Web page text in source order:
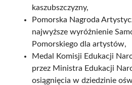
kaszubszczyzny,
Pomorska Nagroda
najwyższe wyróżnienie
Pomorskiego dla artystów,
Medal Komisji Edukacji
przez Ministra Edukacji
osiągnięcia w dziedzinie